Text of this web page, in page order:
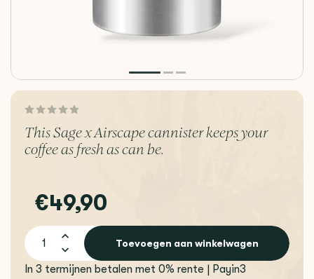
This Sage x Airscape cannister keeps your
coffee as fresh as can be.
€49,90
Toevoegen aan winkelwagen
In 3 termijnen betalen met 0% rente | Payin3